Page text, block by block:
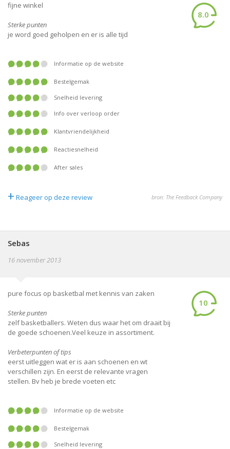
fijne winkel
Sterke punten
je word goed geholpen en er is alle tijd
8.0
Informatie op de website
Bestelgemak
Snelheid levering
Info over verloop order
Klantvriendelijkheid
Reactiesnelheid
After sales
+ Reageer op deze review bron: The Feedback Company
Sebas
16 november 2013
pure focus op basketbal met kennis van zaken
Sterke punten
zelf basketballers. Weten dus waar het om draait bij
de goede schoenen.Veel keuze in assortiment.
Verbeterpunten of tips
eerst uitleggen wat er is aan schoenen en wt
verschillen zijn. En eerst de relevante vragen
stellen. Bv heb je brede voeten etc
10
Informatie op de website
Bestelgemak
Snelheid levering